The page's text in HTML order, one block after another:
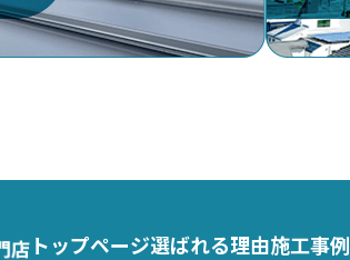
トップページ選ばれる理由施工事例